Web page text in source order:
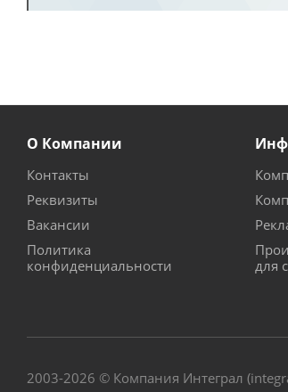
О Компании
Контакты
Реквизиты
Вакансии
Политика
конфиденциальности
для
2003-2026 © Компания Интеграл